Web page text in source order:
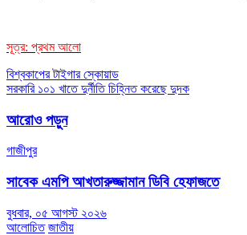
সূত্র: প্রথম আলো
Post
navigation
বিশ্বকাপের টাইগার স্কোয়াড
সরকারি ১০১ খাতে দুর্নীতি চিহ্নিত করেছে দুদক
আরোও পড়ুন
গাজীপুর
সাবেক এমপি আখতারুজ্জামান ডিবি হেফাজতে
বুধবার, ০৫ আগস্ট ২০২৬
আলোচিত জাতীয়